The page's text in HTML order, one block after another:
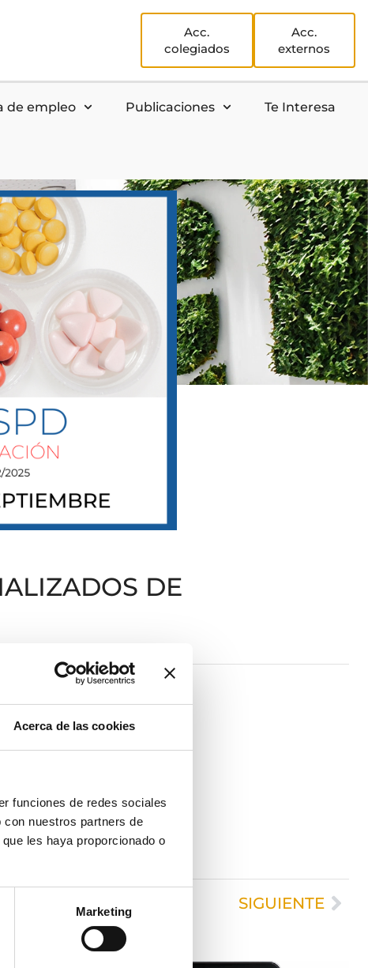
Acerca de las cookies
funciones de redes sociales
nuestros partners de
les haya proporcionado o
Marketing
Acc.
colegiados
Acc.
externos
de empleo Publicaciones Te Interesa
DE
SIGUIENTE